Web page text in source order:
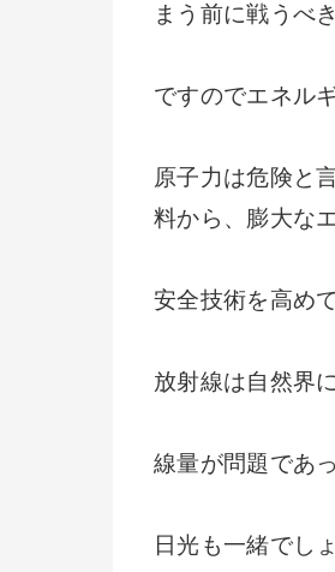
まう前に戦うべ
ですのでエネル
原子力は危険と
料から、膨大な
安全技術を高め
放射線は自然界
線量が問題であ
日光も一緒でし